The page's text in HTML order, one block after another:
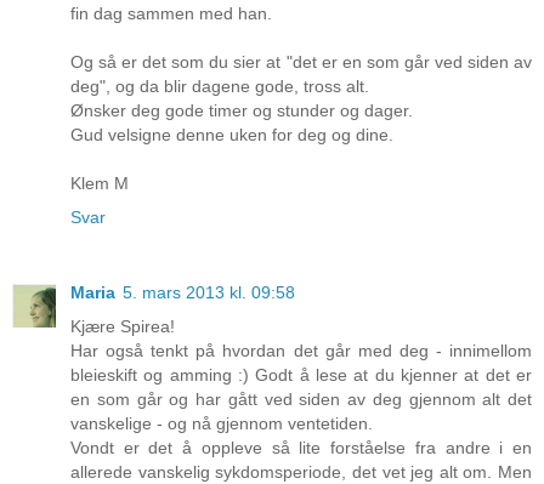
fin dag sammen med han.
Og så er det som du sier at "det er en som går ved siden av
deg", og da blir dagene gode, tross alt.
Ønsker deg gode timer og stunder og dager.
Gud velsigne denne uken for deg og dine.
Klem M
Svar
Maria 5. mars 2013 kl. 09:58
Kjære Spirea!
Har også tenkt på hvordan det går med deg - innimellom
bleieskift og amming :) Godt å lese at du kjenner at det er
en som går og har gått ved siden av deg gjennom alt det
vanskelige - og nå gjennom ventetiden.
Vondt er det å oppleve så lite forståelse fra andre i en
allerede vanskelig sykdomsperiode, det vet jeg alt om. Men